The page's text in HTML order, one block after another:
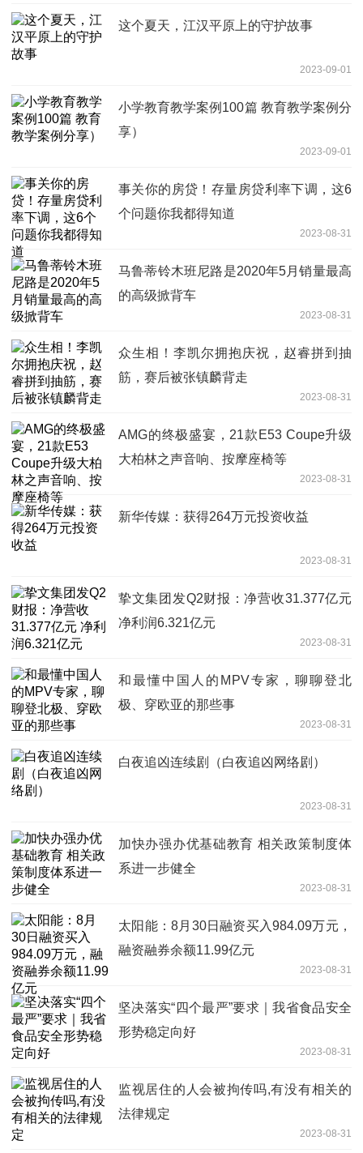
这个夏天，江汉平原上的守护故事
2023-09-01
小学教育教学案例100篇 教育教学案例分
享）
2023-09-01
事关你的房贷！存量房贷利率下调，这6
个问题你我都得知道
2023-08-31
马鲁蒂铃木班尼路是2020年5月销量最高
的高级掀背车
2023-08-31
众生相！李凯尔拥抱庆祝，赵睿拼到抽
筋，赛后被张镇麟背走
2023-08-31
AMG的终极盛宴，21款E53 Coupe升级
大柏林之声音响、按摩座椅等
2023-08-31
新华传媒：获得264万元投资收益
2023-08-31
挚文集团发Q2财报：净营收31.377亿元
净利润6.321亿元
2023-08-31
和最懂中国人的MPV专家，聊聊登北
极、穿欧亚的那些事
2023-08-31
白夜追凶连续剧（白夜追凶网络剧）
2023-08-31
加快办强办优基础教育 相关政策制度体
系进一步健全
2023-08-31
太阳能：8月30日融资买入984.09万元，
融资融券余额11.99亿元
2023-08-31
坚决落实“四个最严”要求｜我省食品安全
形势稳定向好
2023-08-31
监视居住的人会被拘传吗,有没有相关的
法律规定
2023-08-31